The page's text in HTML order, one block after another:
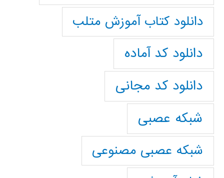
دانلود کتاب آموزش متلب
دانلود کد آماده
دانلود کد مجانی
شبکه عصبی
شبکه عصبی مصنوعی